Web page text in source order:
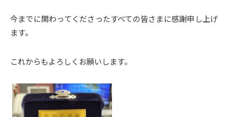
今までに関わってくださったすべての皆さまに感謝申し上げ
ます。
これからもよろしくお願いします。